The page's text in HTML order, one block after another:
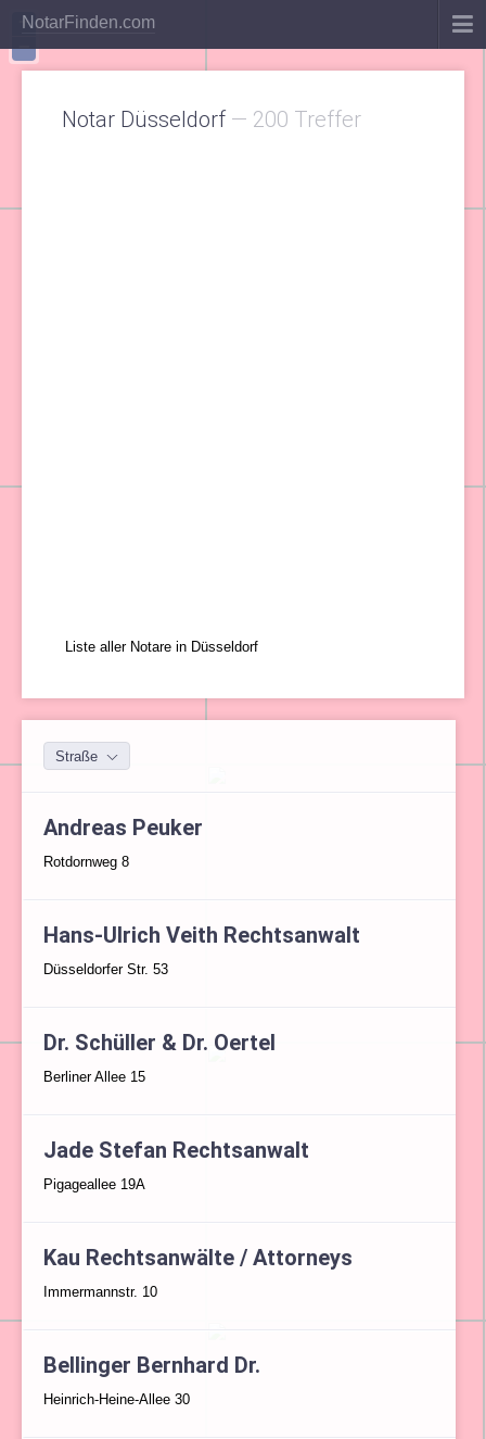
NotarFinden.com
Notar Düsseldorf — 200 Treffer
Liste aller Notare in Düsseldorf
Straße
Andreas Peuker
Rotdornweg 8
Hans-Ulrich Veith Rechtsanwalt
Düsseldorfer Str. 53
Dr. Schüller & Dr. Oertel
Berliner Allee 15
Jade Stefan Rechtsanwalt
Pigageallee 19A
Kau Rechtsanwälte / Attorneys
Immermannstr. 10
Bellinger Bernhard Dr.
Heinrich-Heine-Allee 30
+
−